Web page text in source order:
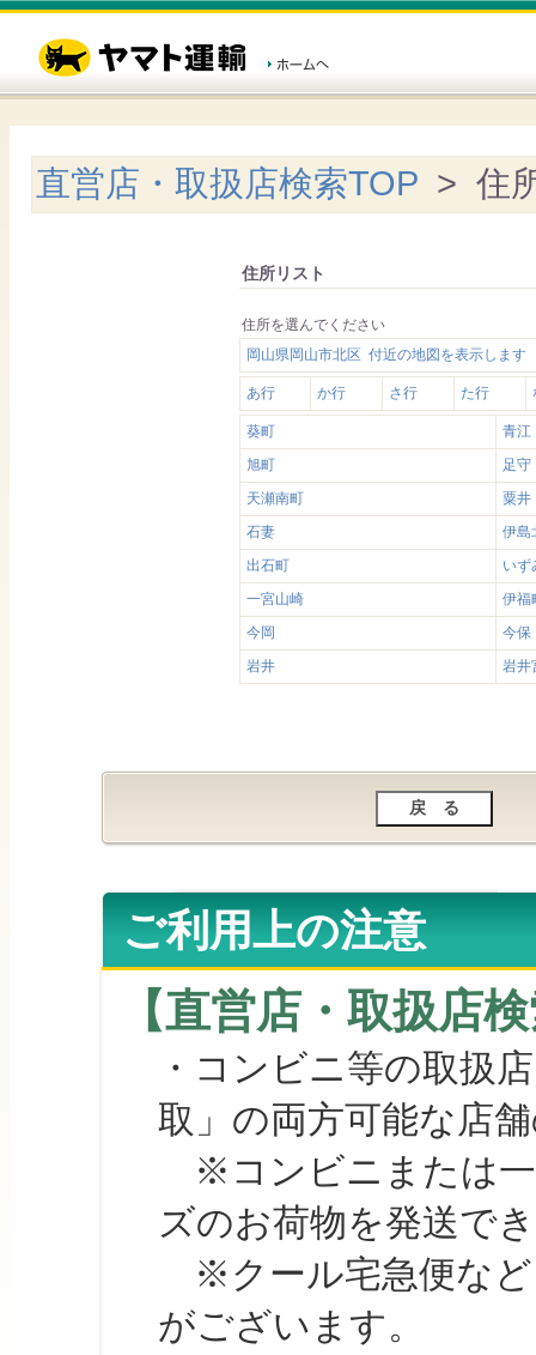
直営店・取扱店検索TOP > 住
住所リスト
住所を選んでください
岡山県岡山市北区 付近の地図を表示します
あ行 か行 さ行 た行
葵町
青江
旭町
足守
天瀬南町
粟井
石妻
伊島
出石町
いず
一宮山崎
伊福
今岡
今保
岩井
岩井
ご利用上の注意
【直営店・取扱店
・コンビニ等の取扱
取」の両方可能な店
※コンビニまたは一
ズのお荷物を発送で
※クール宅急便など
がございます。